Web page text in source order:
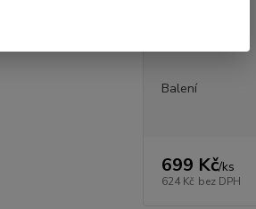
Balení
699 Kč/ks
624 Kč bez DPH